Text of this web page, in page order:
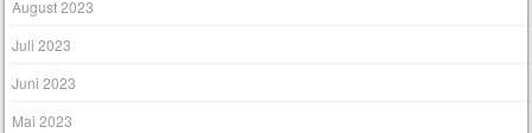
August 2023
Juli 2023
Juni 2023
Mai 2023